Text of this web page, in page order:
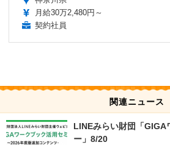
月給30万2,480円～
契約社員
関連ニュース
LINEみらい財団「GIGA
ー」8/20